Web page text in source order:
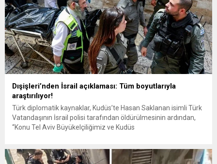
Dışişleri’nden İsrail açıklaması: Tüm boyutlarıyla
araştırılıyor!
Türk diplomatik kaynaklar, Kudüs’te Hasan Saklanan isimli Türk
Vatandaşının İsrail polisi tarafından öldürülmesinin ardından,
“Konu Tel Aviv Büyükelçiliğimiz ve Kudüs
isimli Türk vatandaşını silahla vurarak öldürdü. Türk vatandaşı